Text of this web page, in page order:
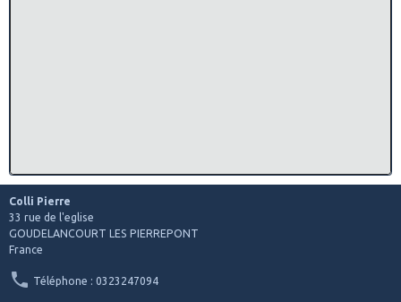
Colli Pierre
33 rue de l'eglise
GOUDELANCOURT LES PIERREPONT
France
Téléphone : 0323247094